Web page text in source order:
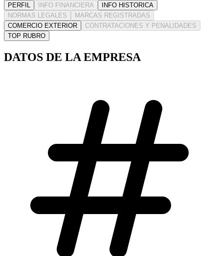
PERFIL INFO FINANCIERA
INFO HISTORICA
NORMAS LEGALES
MARCAS REGISTRADAS
COMERCIO EXTERIOR
CONTRATACIONES Y PENALIDADES
TOP RUBRO
DATOS DE LA EMPRESA